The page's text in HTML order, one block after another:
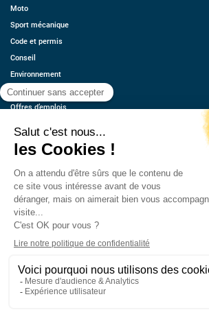
Moto
Sport mécanique
Code et permis
Conseil
Environnement
Économie
Offres d’emplois
Contact
Estimez votre voiture
Mentions légales
CGU